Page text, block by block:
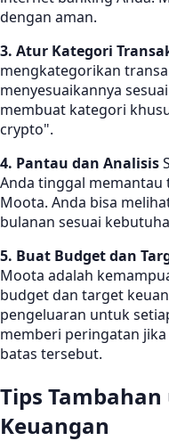
dengan aman.
3. Atur Kategori
mengkategorikan
menyesuaikannya
membuat kategori
crypto".
4. Pantau dan Analisis
Anda tinggal memantau
Moota. Anda bisa
bulanan sesuai
5. Buat Budget dan
Moota adalah
budget dan target
pengeluaran untuk
memberi peringatan
batas tersebut.
Tips
Keuangan